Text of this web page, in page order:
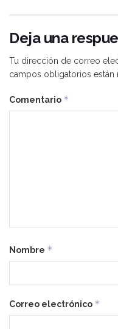
Deja una
Tu dirección de correo
campos obligatorios están
Comentario *
Nombre *
Correo electrónico *